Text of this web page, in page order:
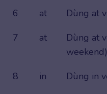
6
at
Dùng at
7
at
Dùng at
weekend)
8
in
Dùng in